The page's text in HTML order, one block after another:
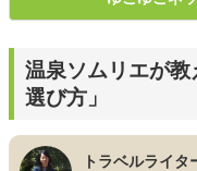
温泉ソムリエが
選び方」
トラベルライ